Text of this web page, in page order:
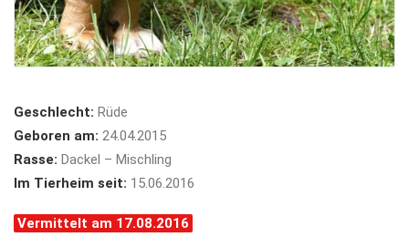
Geschlecht: Rüde
Geboren am: 24.04.2015
Rasse: Dackel – Mischling
Im Tierheim seit: 15.06.2016
Vermittelt am 17.08.2016